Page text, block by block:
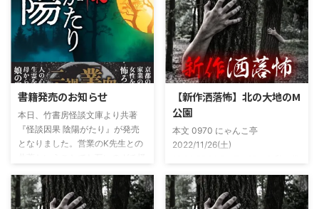
書籍発売のお知らせ
本日、竹書房怪談文庫より共著
『怪談因果 陰陽がたり』が発売
となりました。営業のK先生との
上げましたので内容の濃さ・面白
さは保証します。ぜひともご購入
【新作洒落怖】北の大地のM
公園
本文 0970 にゃんこ亭
2022/11/26(土)
に言うオカルト系な話がまあまあ
好きで、最近占いとかを副業で始
めてた。今はちょっとメンタルの